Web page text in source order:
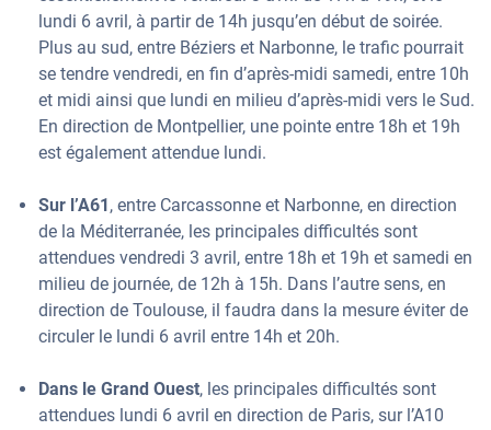
lundi 6 avril, à partir de 14h jusqu’en début de soirée.
Plus au sud, entre Béziers et Narbonne, le trafic pourrait
se tendre vendredi, en fin d’après-midi samedi, entre 10h
et midi ainsi que lundi en milieu d’après-midi vers le Sud.
En direction de Montpellier, une pointe entre 18h et 19h
est également attendue lundi.
Sur l’A61, entre Carcassonne et Narbonne, en direction
de la Méditerranée, les principales difficultés sont
attendues vendredi 3 avril, entre 18h et 19h et samedi en
milieu de journée, de 12h à 15h. Dans l’autre sens, en
direction de Toulouse, il faudra dans la mesure éviter de
circuler le lundi 6 avril entre 14h et 20h.
Dans le Grand Ouest, les principales difficultés sont
attendues lundi 6 avril en direction de Paris, sur l’A10